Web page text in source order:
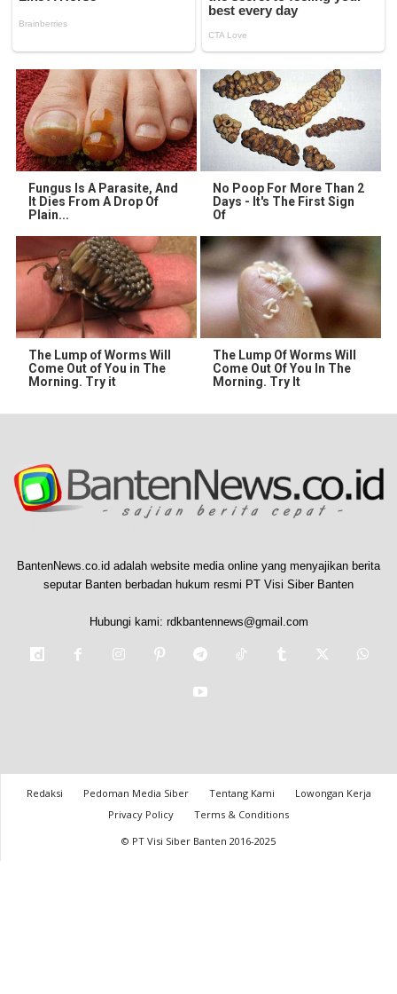
Fungus Is A Parasite, And
It Dies From A Drop Of
Plain...
No Poop For More Than 2
Days - It's The First Sign
Of
The Lump of Worms Will
Come Out of You in The
Morning. Try it
The Lump Of Worms Will
Come Out Of You In The
Morning. Try It
BantenNews.co.id adalah website media online yang menyajikan berita
seputar Banten berbadan hukum resmi PT Visi Siber Banten
Hubungi kami: rdkbantennews@gmail.com
Redaksi Pedoman Media Siber Tentang Kami
Lowongan Kerja
Privacy Policy
Terms & Conditions
© PT Visi Siber Banten 2016-2025